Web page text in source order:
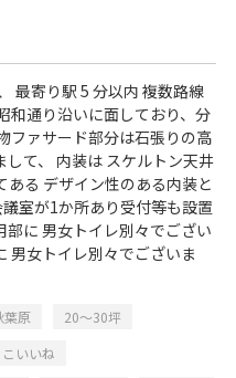
最寄り駅 5 分以内 複数路線
和通り沿いに面しており、分
ファサード部分は石張りの高
て、 内装は スケルトン天井
る デザイン性のある内装と
室が1か所あり受付等も設置
に 男女トイレ別々でござい
男女トイレ別々でございま
葉原
20～30坪
いいね